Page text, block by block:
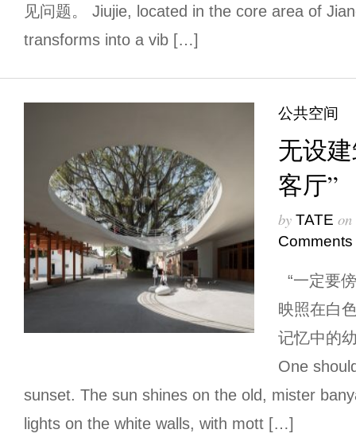
见问题。 Jiujie, located in the core area of
transforms into a vib […]
公共空间
无设
客厅”
by TATE on
Comments
“一定要
映照在白
记忆中的
One
sunset. The sun shines on the old, mister
lights on the white walls, with mott […]